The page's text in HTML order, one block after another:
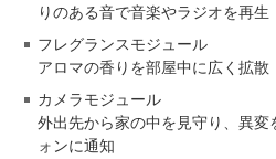
りのある音で音楽やラジオを再生
フレグランスモジュール
アロマの香りを部屋中に広く拡散
カメラモジュール
外出先から家の中を見守り、異
ォンに通知